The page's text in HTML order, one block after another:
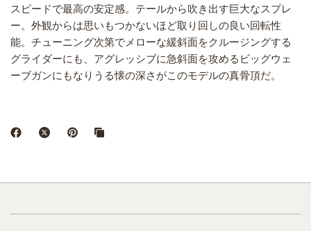
スピードで最高の安定感。テールから吹き出す巨大なスプレ
ー。外観からは思いもつかないほど取り回しの良い回転性
能。チューニング次第でメローな緩斜面をクルージングする
グライダーにも、アグレッシブに急斜面を攻めるビッグウェ
ーブガンにもなりうる懐の深さがこのモデルの真骨頂だ。